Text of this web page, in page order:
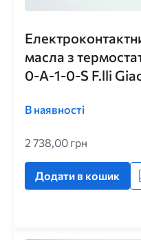
масла з
0-A-1-0-S F.lli
В наявності
2 738,00 грн
Додати в кошик